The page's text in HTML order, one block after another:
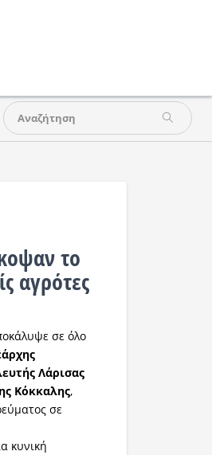
το
αγρότες
σε όλο
Λάρισας
Κόκκαλης,
σε
κυνική